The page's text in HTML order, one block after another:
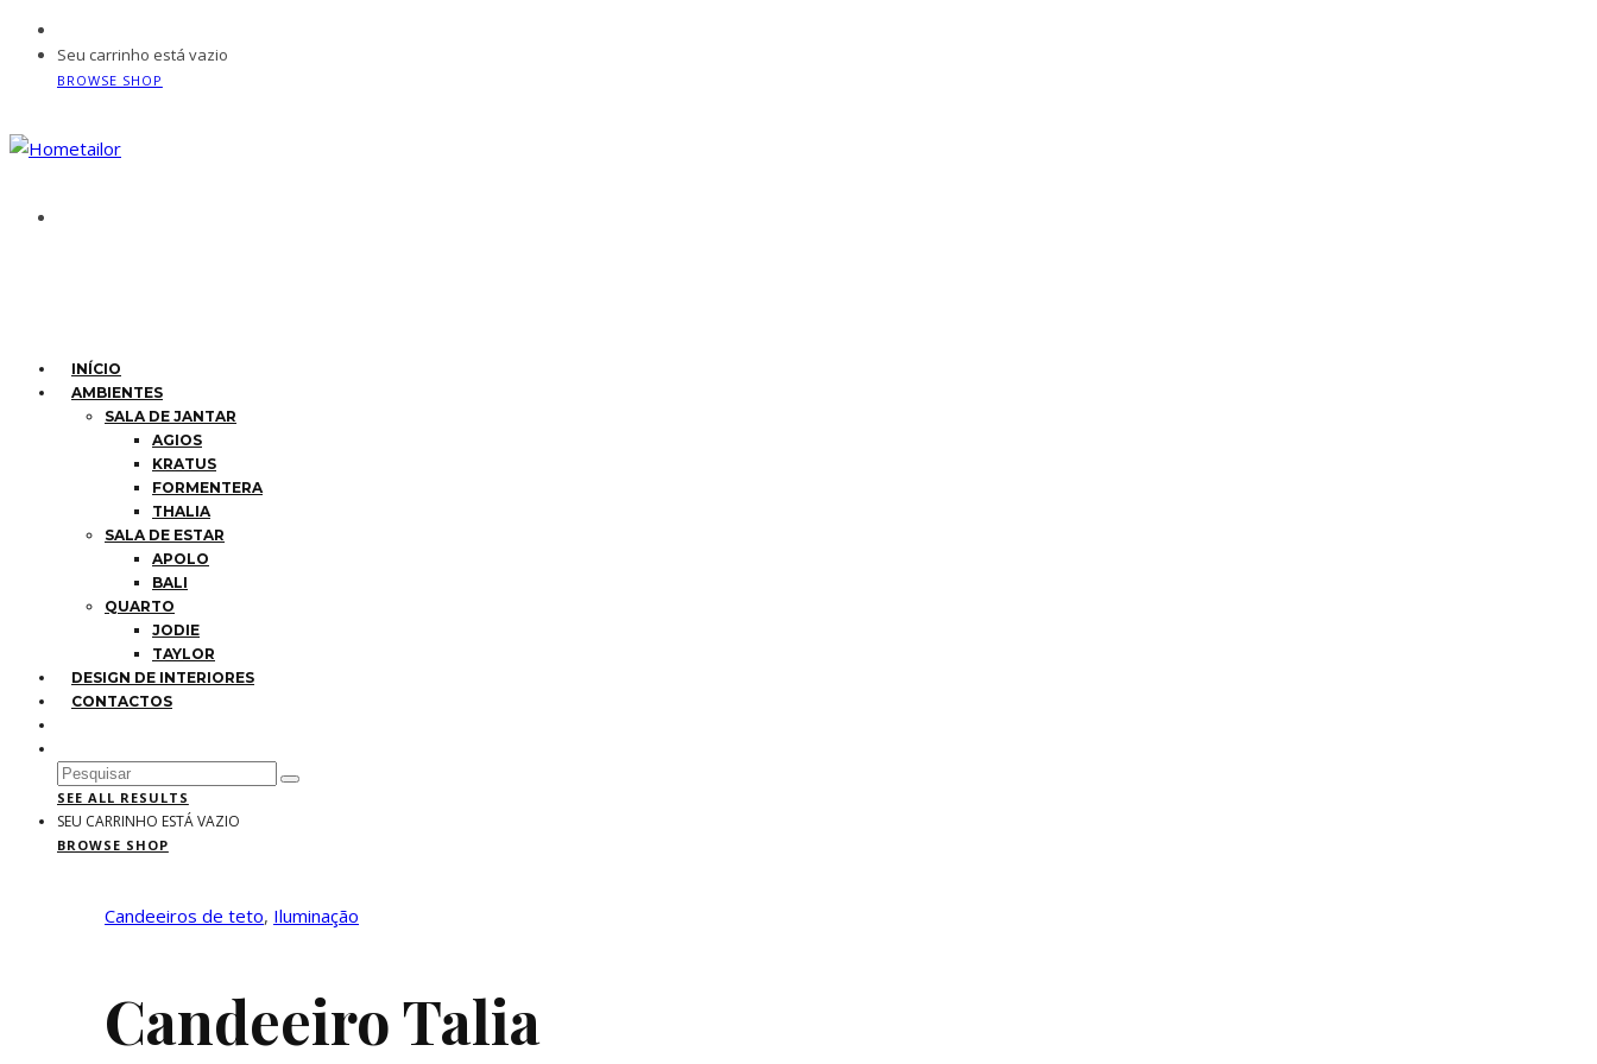
Seu carrinho está vazio
BROWSE SHOP
INÍCIO
AMBIENTES
SALA DE JANTAR
AGIOS
KRATUS
FORMENTERA
THALIA
SALA DE ESTAR
APOLO
BALI
QUARTO
JODIE
TAYLOR
DESIGN DE INTERIORES
CONTACTOS
SEE ALL RESULTS
SEU CARRINHO ESTÁ VAZIO
BROWSE SHOP
Candeeiros de teto, Iluminação
Candeeiro Talia